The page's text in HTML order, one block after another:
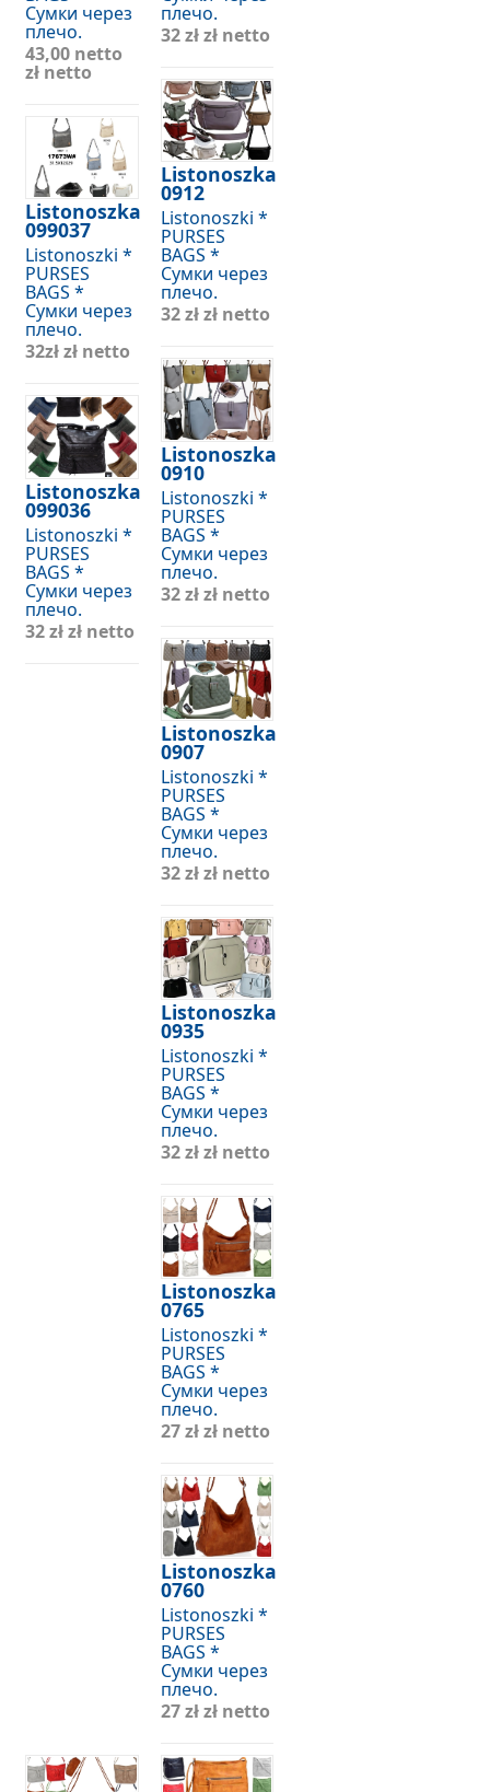
Сумки через
плечо.
43,00 netto
zł netto
Listonoszka
099037
Listonoszki *
PURSES
BAGS *
Сумки через
плечо.
32złzł netto
Listonoszka
099036
Listonoszki *
PURSES
BAGS *
Сумки через
плечо.
32 złzł netto
плечо.
32 złzł netto
Listonoszka
0912
Listonoszki *
PURSES
BAGS *
Сумки через
плечо.
32 złzł netto
Listonoszka
0910
Listonoszki *
PURSES
BAGS *
Сумки через
плечо.
32 złzł netto
Listonoszka
0907
Listonoszki *
PURSES
BAGS *
Сумки через
плечо.
32 złzł netto
Listonoszka
0935
Listonoszki *
PURSES
BAGS *
Сумки через
плечо.
32 złzł netto
Listonoszka
0765
Listonoszki *
PURSES
BAGS *
Сумки через
плечо.
27 złzł netto
Listonoszka
0760
Listonoszki *
PURSES
BAGS *
Сумки через
плечо.
27 złzł netto